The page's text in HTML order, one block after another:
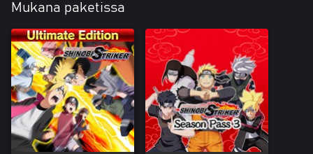
Mukana paketissa